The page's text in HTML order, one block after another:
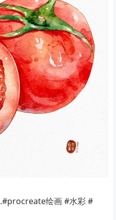
绘画 #水彩 #